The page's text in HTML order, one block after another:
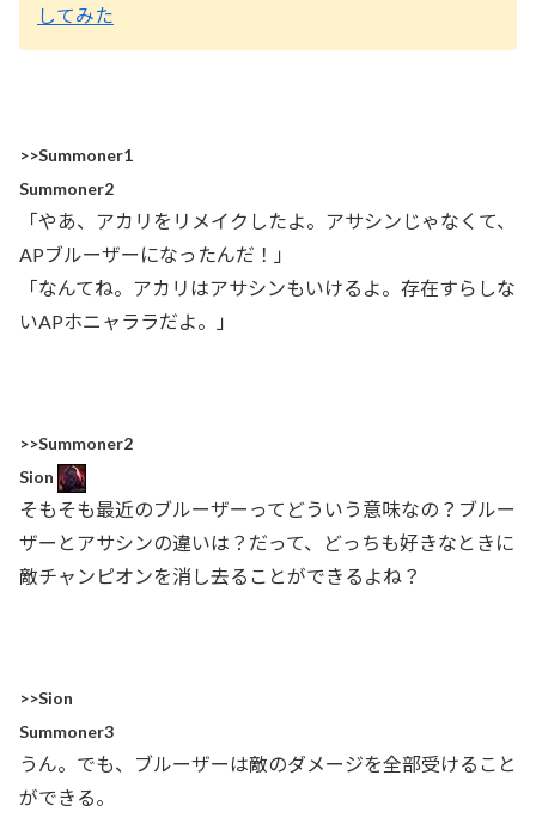
してみた
>>Summoner1
Summoner2
「やあ、アカリをリメイクしたよ。アサシンじゃなくて、
APブルーザーになったんだ！」
「なんてね。アカリはアサシンもいけるよ。存在すらしな
いAPホニャララだよ。」
>>Summoner2
Sion
そもそも最近のブルーザーってどういう意味なの？ブルー
ザーとアサシンの違いは？だって、どっちも好きなときに
敵チャンピオンを消し去ることができるよね？
>>Sion
Summoner3
うん。でも、ブルーザーは敵のダメージを全部受けること
ができる。